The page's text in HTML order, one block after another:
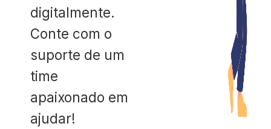
digitalmente.
Conte com o
suporte de um
time
apaixonado em
ajudar!